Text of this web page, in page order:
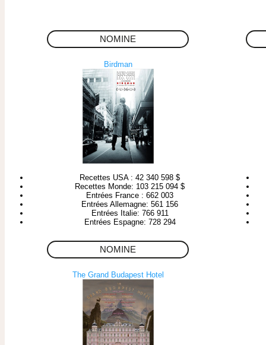
NOMINE
Birdman
Recettes USA : 42 340 598 $
Recettes Monde: 103 215 094 $
Entrées France : 662 003
Entrées Allemagne: 561 156
Entrées Italie: 766 911
Entrées Espagne: 728 294
NOMINE
The Grand Budapest Hotel